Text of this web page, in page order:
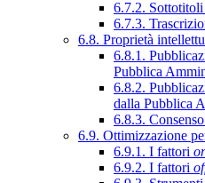
6.7.2.
6.7.3.
6.8. Proprietà
6.8.1.
Pubblica
6.8.2.
dalla Pubblica
6.8.3.
6.9. Ottimizzazione
6.9.1. I fattori
6.9.2. I fattori